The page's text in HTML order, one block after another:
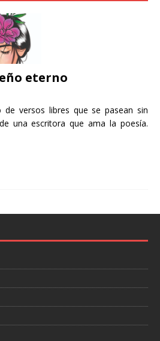
eterno
de versos libres que se pasean sin
una escritora que ama la poesía.